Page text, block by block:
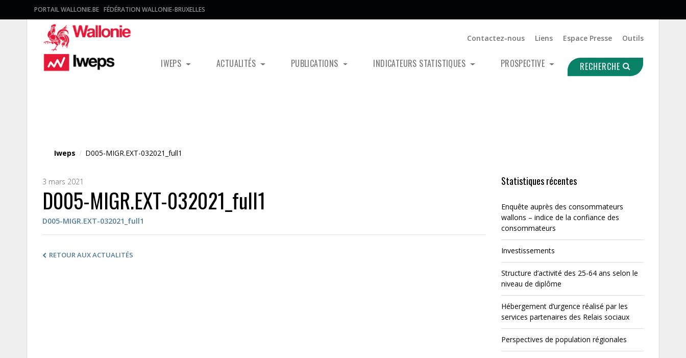
PORTAIL WALLONIE.BE FÉDÉRATION WALLONIE-BRUXELLES
Contactez-nous Liens Espace Presse Outils
IWEPS ACTUALITÉS PUBLICATIONS INDICATEURS STATISTIQUES PROSPECTIVE RECHERCHE
Iweps / D005-MIGR.EXT-032021_full1
3 mars 2021
D005-MIGR.EXT-032021_full1
D005-MIGR.EXT-032021_full1
RETOUR AUX ACTUALITÉS
Statistiques récentes
Enquête auprès des consommateurs
wallons – indice de la confiance des
consommateurs
Investissements
Structure d’activité des 25-64 ans selon le
niveau de diplôme
Hébergement d’urgence réalisé par les
services partenaires des Relais sociaux
Perspectives de population régionales